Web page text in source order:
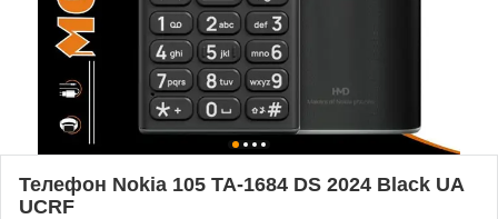
Телефон Nokia 105 TA-1684 DS 2024 Black UA
UCRF